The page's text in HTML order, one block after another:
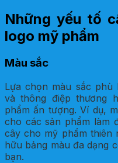
Những yếu tố
logo mỹ phẩm
Màu sắc
Lựa chọn màu sắc
và thông điệp thương
phẩm ấn tượng. Ví dụ,
cho các sản phẩm làm
cây cho mỹ phẩm thiên
hữu bảng màu đa dạng
bạn.